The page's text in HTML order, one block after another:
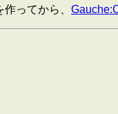
ってから、